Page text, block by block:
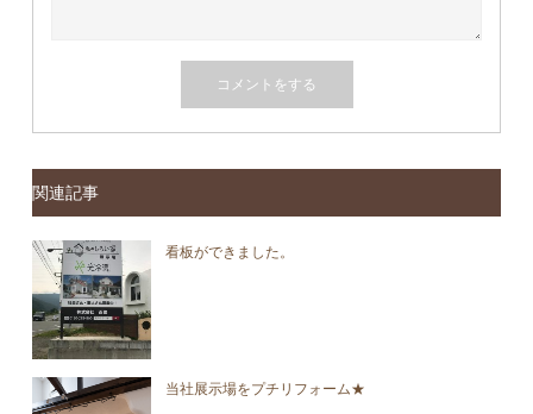
関連記事
看板ができました。
当社展示場をプチリフォーム★